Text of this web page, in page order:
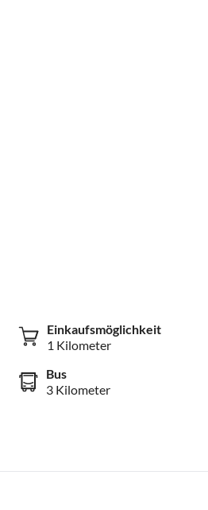
Einkaufsmöglichkeit
1 Kilometer
Bus
3 Kilometer